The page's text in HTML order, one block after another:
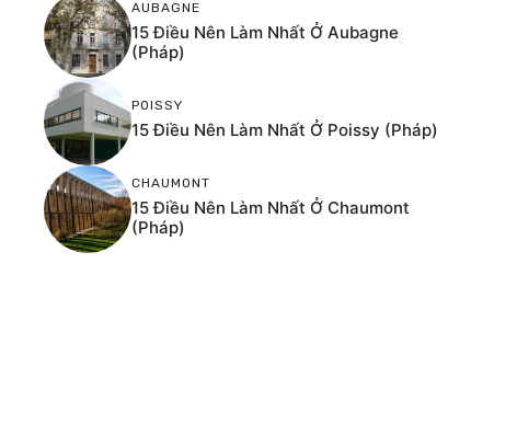
AUBAGNE
15 Điều Nên Làm Nhất Ở Aubagne
(Pháp)
POISSY
15 Điều Nên Làm Nhất Ở Poissy (Pháp)
CHAUMONT
15 Điều Nên Làm Nhất Ở Chaumont
(Pháp)